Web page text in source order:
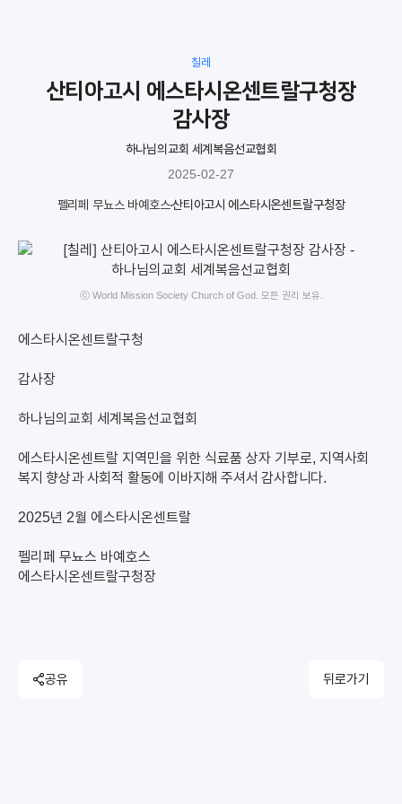
칠레
산티아고시 에스타시온센트랄구청장
감사장
하나님의교회 세계복음선교협회
2025-02-27
펠리페 무뇨스 바예호스산티아고시 에스타시온센트랄구청장
ⓒ World Mission Society Church of God. 모든 권리 보유.
에스타시온센트랄구청
감사장
하나님의교회 세계복음선교협회
에스타시온센트랄 지역민을 위한 식료품 상자 기부로, 지역사회
복지 향상과 사회적 활동에 이바지해 주셔서 감사합니다.
2025년 2월 에스타시온센트랄
펠리페 무뇨스 바예호스
에스타시온센트랄구청장
공유 뒤로가기